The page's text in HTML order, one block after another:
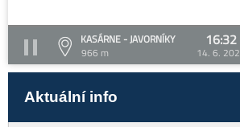
KASÁRNE - JAVORNÍKY
966 m
16:32
14. 6.
Aktuální info